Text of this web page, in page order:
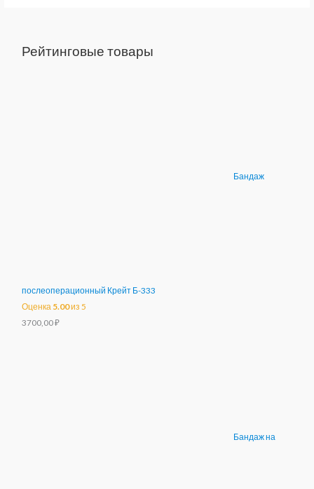
Рейтинговые товары
Бандаж
послеоперационный Крейт Б-333
Оценка 5.00из 5
3700,00₽
Бандаж на